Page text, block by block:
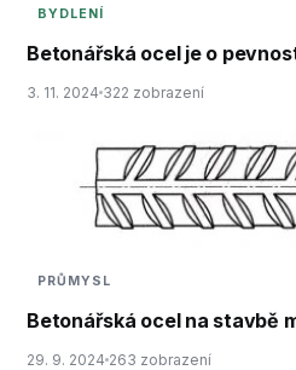
BYDLENÍ
Betonářská ocel je o
3. 11. 2024 322 zobrazení
PRŮMYSL
Betonářská ocel na stavbě
29. 9. 2024 263 zobrazení